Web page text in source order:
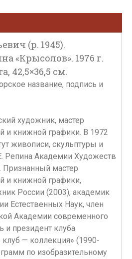
(р. 1945).
«Крысолов». 1976 г.
42,5×36,5 см.
название, подпись и
художник, мастер
и книжной графики. В 1972
живописи, скульптуры и
Репина Академии Художеств
Признанный мастер
и книжной графики,
России (2003), академик
Естественных Наук, член
Академии современного
и президент клуба
— коллекция» (1990-
по изобразительному